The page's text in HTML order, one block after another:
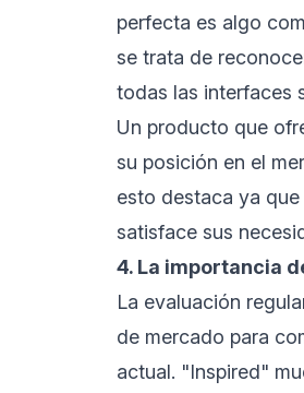
perfecta es algo
se trata de
todas las interfaces
Un producto que
su posición en el
esto destaca ya
satisface sus
4. La importancia
La evaluación
de mercado para
actual. "Inspired"